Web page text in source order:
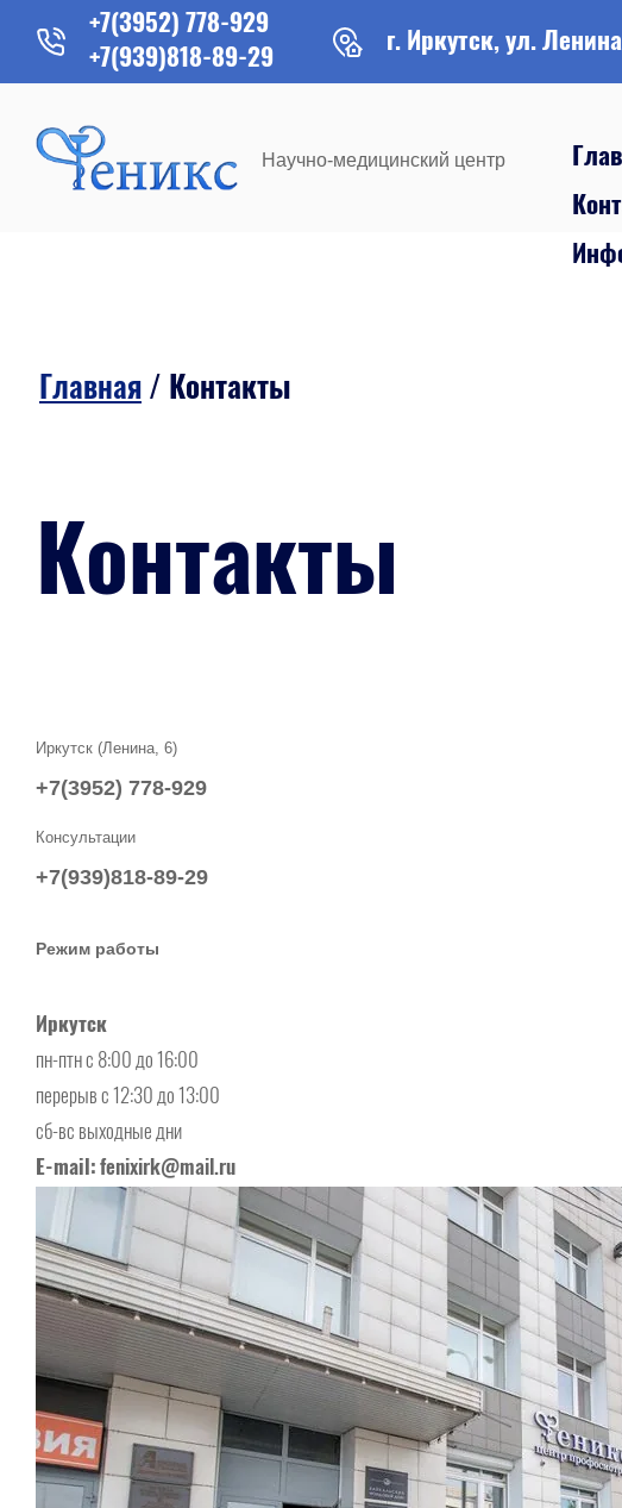
+7(3952) 778-929
+7(939)818-89-29
г. Иркутск, ул.
Научно-медицинский центр
Главная / Контакты
Контакты
Иркутск (Ленина, 6)
+7(3952) 778-929
Консультации
+7(939)818-89-29
Режим работы
Иркутск
пн-птн с 8:00 до 16:00
перерыв с 12:30 до 13:00
сб-вс выходные дни
E-mail: fenixirk@mail.ru